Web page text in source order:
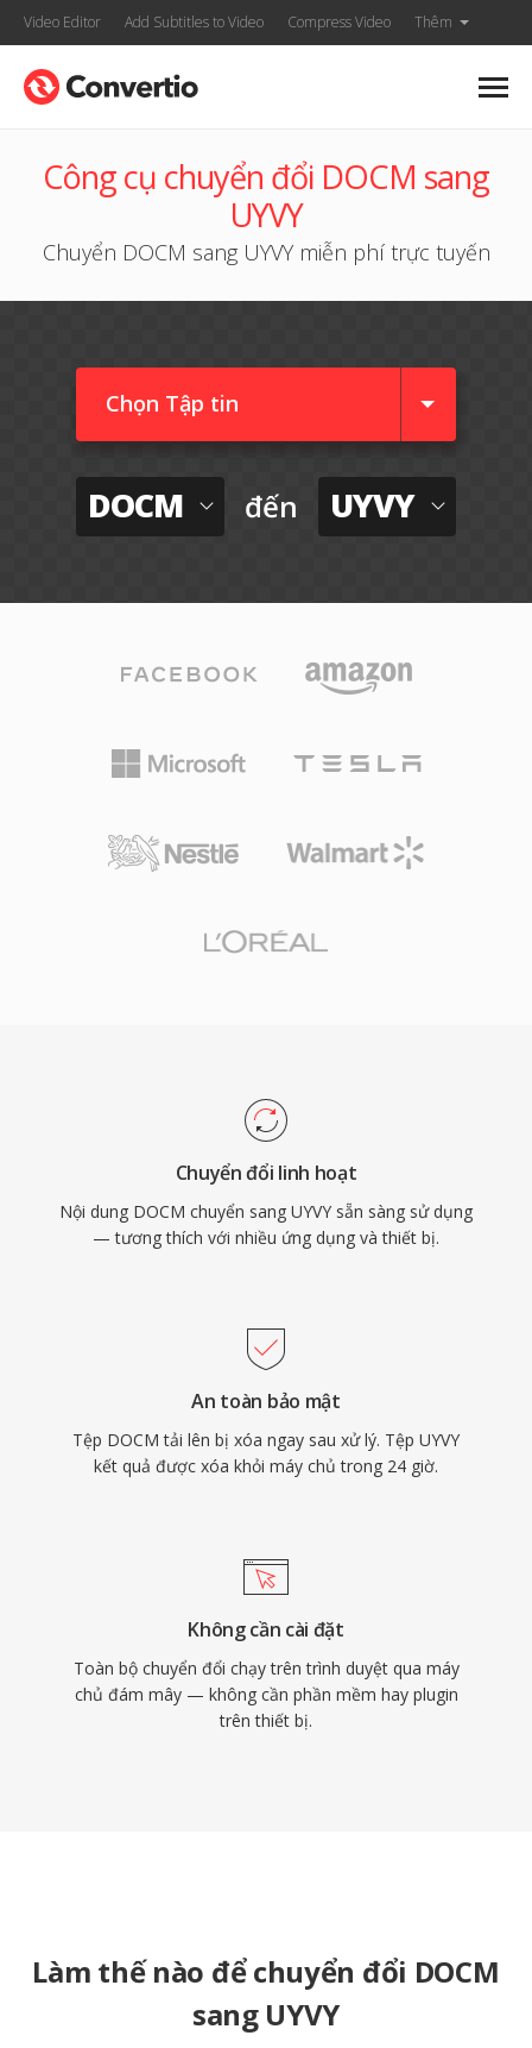
Video Editor Add Subtitles to Video Compress Video Thêm
Công cụ chuyển đổi DOCM sang
UYVY
Chuyển DOCM sang UYVY miễn phí trực tuyến
Chọn Tập tin
DOCM đến UYVY
Chuyển đổi linh hoạt
Nội dung DOCM chuyển sang UYVY sẵn sàng sử dụng
— tương thích với nhiều ứng dụng và thiết bị.
An toàn bảo mật
Tệp DOCM tải lên bị xóa ngay sau xử lý. Tệp UYVY
kết quả được xóa khỏi máy chủ trong 24 giờ.
Không cần cài đặt
Toàn bộ chuyển đổi chạy trên trình duyệt qua máy
chủ đám mây — không cần phần mềm hay plugin
trên thiết bị.
Làm thế nào để chuyển đổi DOCM
sang UYVY